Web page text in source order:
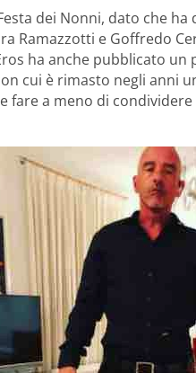
dei Nonni, dato che
Ramazzotti e Goffredo
ha anche pubblicato un
cui è rimasto negli anni
fare a meno di